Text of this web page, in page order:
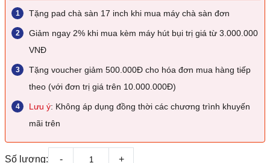
Tặng pad chà sàn 17 inch khi mua máy chà sàn đơn
Giảm ngay 2% khi mua kèm máy hút bụi trị giá từ 3.000.000
VNĐ
Tặng voucher giảm 500.000Đ cho hóa đơn mua hàng tiếp
theo (với đơn trị giá trên 10.000.000Đ)
Lưu ý: Không áp dụng đồng thời các chương trình khuyến
mãi trên
Số lượng: - +